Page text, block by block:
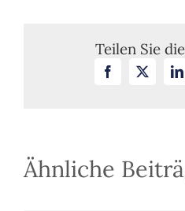
Teilen Sie
Facebook
Ähnliche